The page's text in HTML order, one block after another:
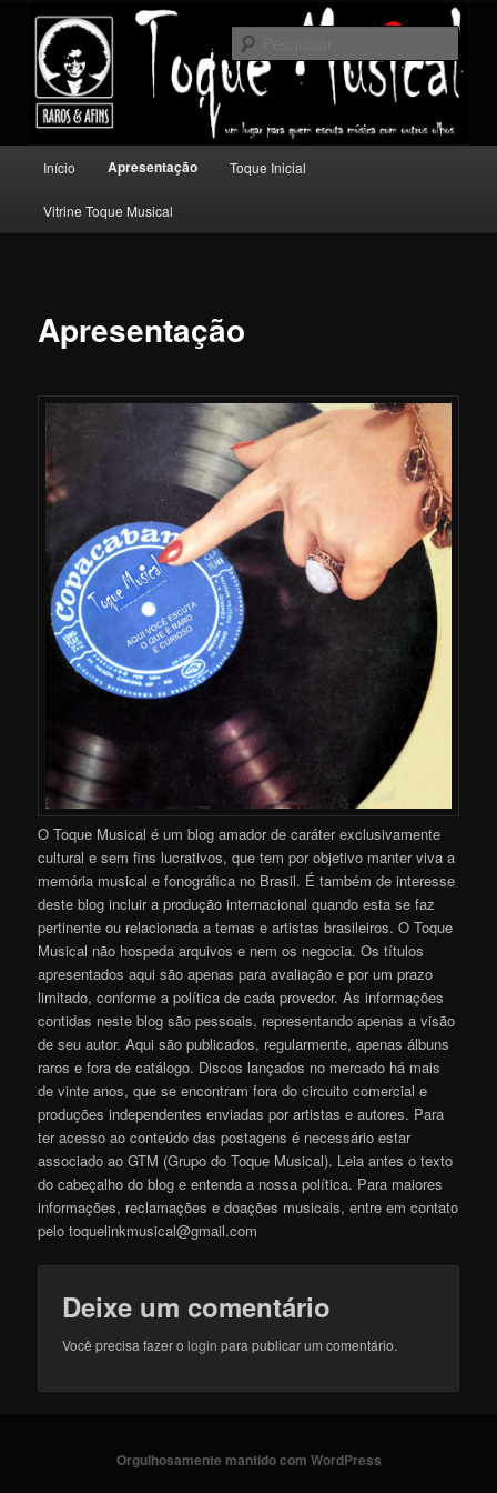
conteúdo
principalToque Musical
Um lugar para quem escuta música com outros olhos.
principal
Início Apresentação Toque Inicial
Vitrine Toque Musical
Apresentação
O Toque Musical é um blog amador de caráter exclusivamente
cultural e sem fins lucrativos, que tem por objetivo manter viva a
memória musical e fonográfica no Brasil. É também de interesse
deste blog incluir a produção internacional quando esta se faz
pertinente ou relacionada a temas e artistas brasileiros. O Toque
Musical não hospeda arquivos e nem os negocia. Os títulos
apresentados aqui são apenas para avaliação e por um prazo
limitado, conforme a política de cada provedor. As informações
contidas neste blog são pessoais, representando apenas a visão
de seu autor. Aqui são publicados, regularmente, apenas álbuns
raros e fora de catálogo. Discos lançados no mercado há mais
de vinte anos, que se encontram fora do circuito comercial e
produções independentes enviadas por artistas e autores. Para
ter acesso ao conteúdo das postagens é necessário estar
associado ao GTM (Grupo do Toque Musical). Leia antes o texto
do cabeçalho do blog e entenda a nossa política. Para maiores
informações, reclamações e doações musicais, entre em contato
pelo toquelinkmusical@gmail.com
Deixe um comentário
Você precisa fazer ologin para publicar um comentário.
Orgulhosamente mantido com WordPress